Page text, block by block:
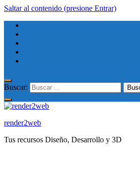
Saltar al contenido (presione Entrar)
Buscar:
render2web
Tus recursos Diseño, Desarrollo y 3D